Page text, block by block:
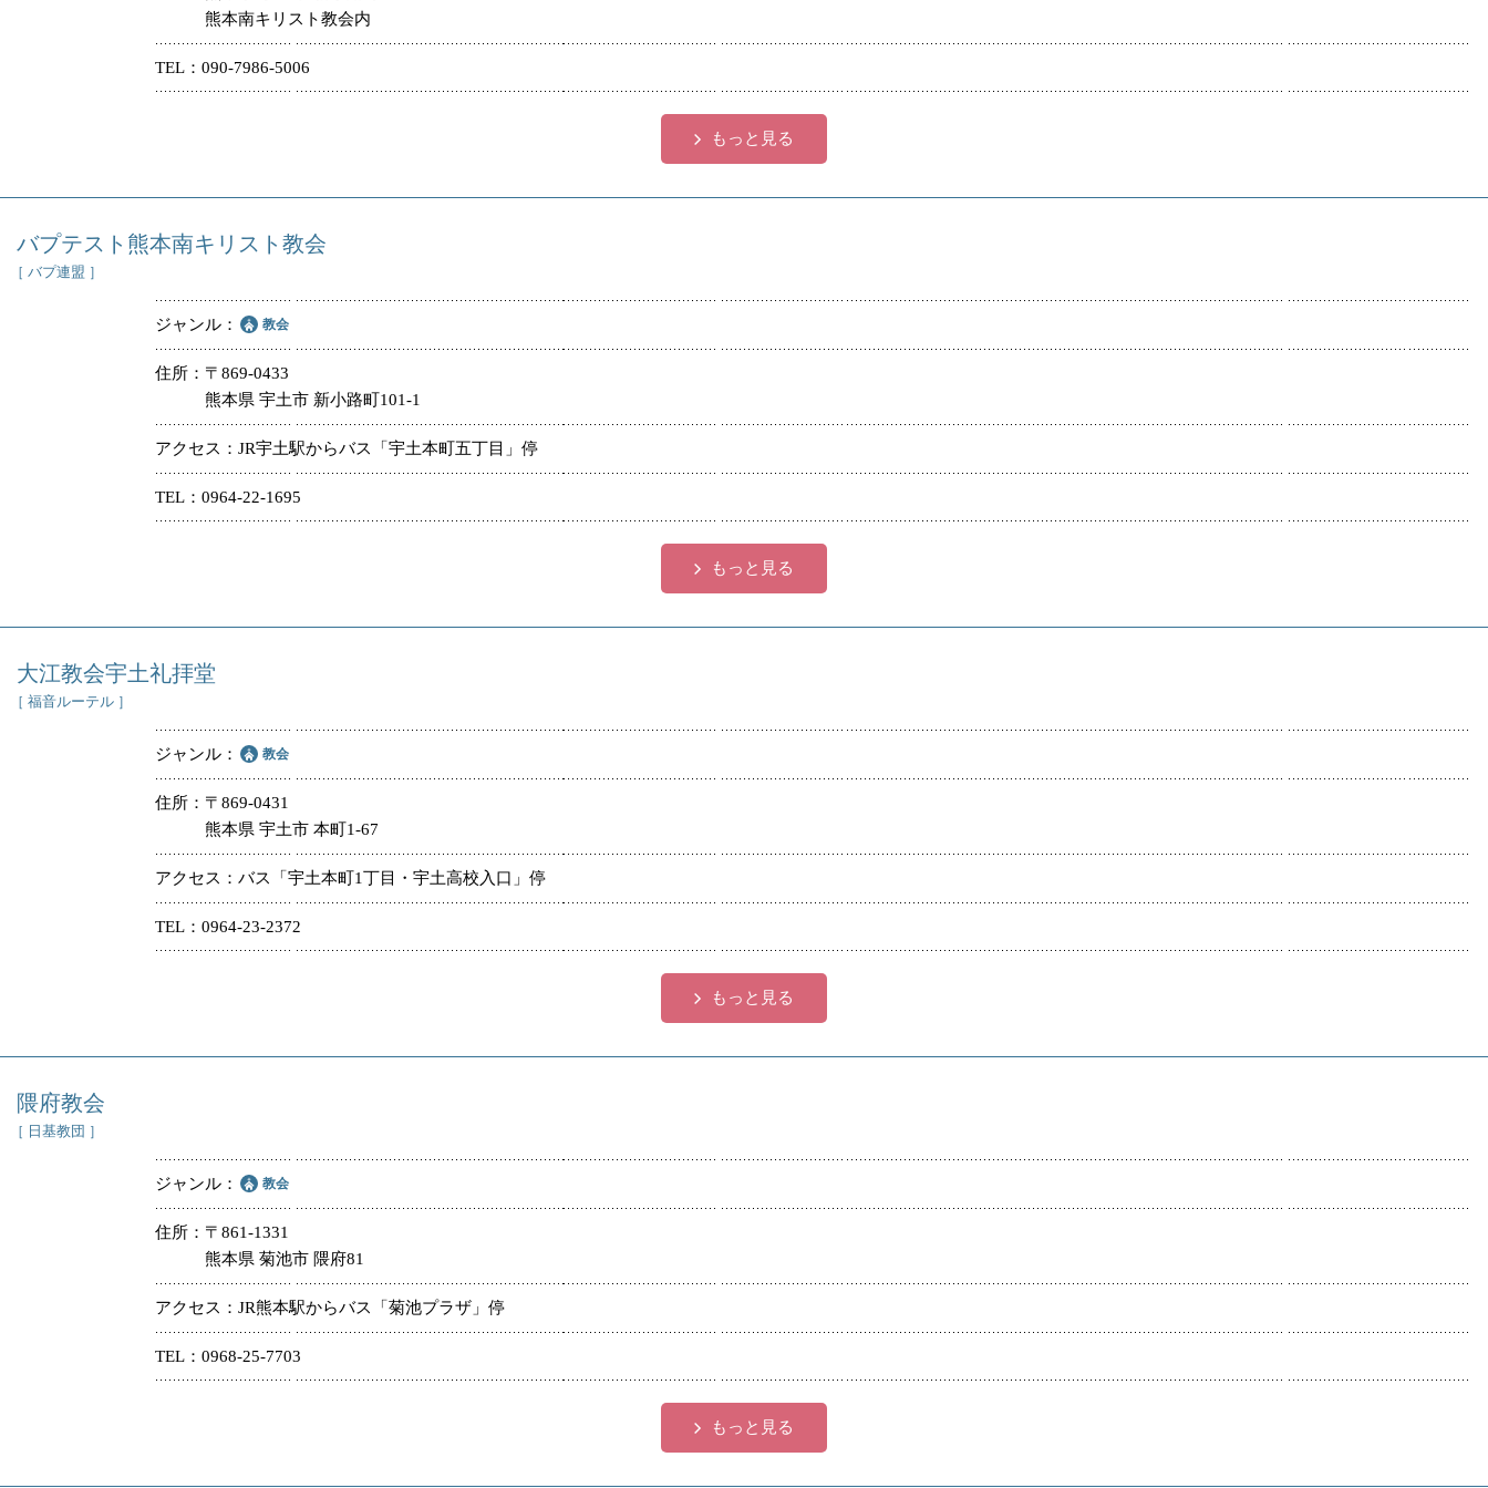
熊本南キリスト教会内
TEL 090-7986-5006
もっと見る
バプテスト熊本南キリスト教会
［ バプ連盟 ］
ジャンル 教会
住所
〒869-0433
熊本県 宇土市 新小路町101-1
アクセス JR宇土駅からバス「宇土本町五丁目」停
TEL 0964-22-1695
もっと見る
大江教会宇土礼拝堂
［ 福音ルーテル ］
ジャンル 教会
住所
〒869-0431
熊本県 宇土市 本町1-67
アクセス バス「宇土本町1丁目・宇土高校入口」停
TEL 0964-23-2372
もっと見る
隈府教会
［ 日基教団 ］
ジャンル 教会
住所
〒861-1331
熊本県 菊池市 隈府81
アクセス JR熊本駅からバス「菊池プラザ」停
TEL 0968-25-7703
もっと見る